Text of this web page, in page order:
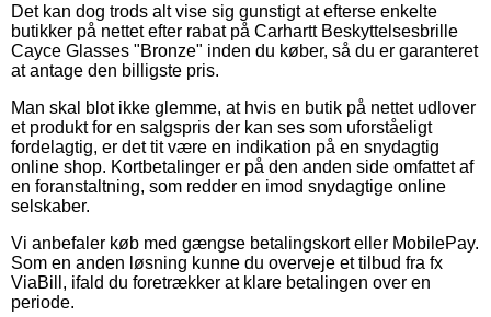
Det kan dog trods alt vise sig gunstigt at efterse enkelte
butikker på nettet efter rabat på Carhartt Beskyttelsesbrille
Cayce Glasses "Bronze" inden du køber, så du er garanteret
at antage den billigste pris.
Man skal blot ikke glemme, at hvis en butik på nettet udlover
et produkt for en salgspris der kan ses som uforståeligt
fordelagtig, er det tit være en indikation på en snydagtig
online shop. Kortbetalinger er på den anden side omfattet af
en foranstaltning, som redder en imod snydagtige online
selskaber.
Vi anbefaler køb med gængse betalingskort eller MobilePay.
Som en anden løsning kunne du overveje et tilbud fra fx
ViaBill, ifald du foretrækker at klare betalingen over en
periode.